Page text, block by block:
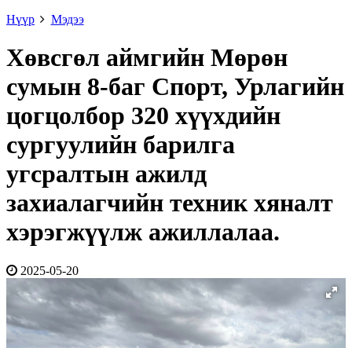
Нүүр
Мэдээ
Хөвсгөл аймгийн Мөрөн
сумын 8-баг Спорт, Урлагийн
цогцолбор 320 хүүхдийн
сургуулийн барилга
угсралтын ажилд
захиалагчийн техник хяналт
хэрэгжүүлж ажиллалаа.
2025-05-20